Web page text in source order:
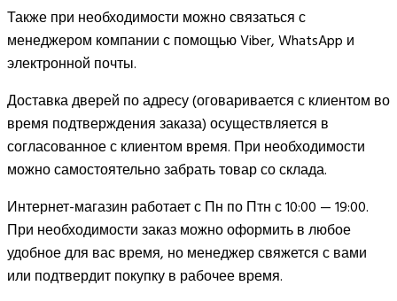
Также при необходимости можно связаться с
менеджером компании с помощью Viber, WhatsApp и
электронной почты.
Доставка дверей по адресу (оговаривается с клиентом во
время подтверждения заказа) осуществляется в
согласованное с клиентом время. При необходимости
можно самостоятельно забрать товар со склада.
Интернет-магазин работает с Пн по Птн с 10:00 — 19:00.
При необходимости заказ можно оформить в любое
удобное для вас время, но менеджер свяжется с вами
или подтвердит покупку в рабочее время.